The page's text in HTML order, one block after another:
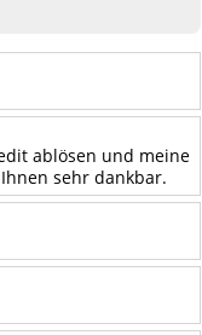
ablösen und meine
sehr dankbar.